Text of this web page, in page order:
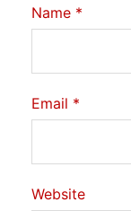
Name *
Email *
Website